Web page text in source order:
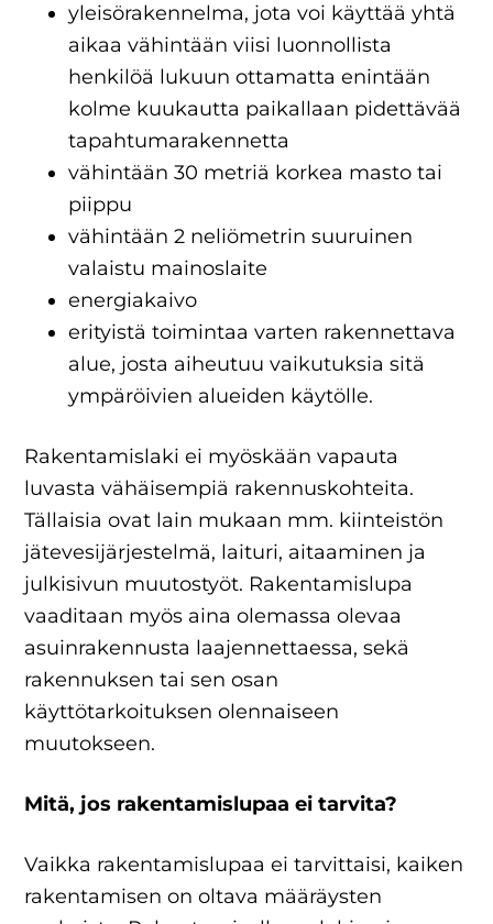
yleisörakennelma, jota voi käyttää yhtä
aikaa vähintään viisi luonnollista
henkilöä lukuun ottamatta enintään
kolme kuukautta paikallaan pidettävää
tapahtumarakennetta
vähintään 30 metriä korkea masto tai
piippu
vähintään 2 neliömetrin suuruinen
valaistu mainoslaite
energiakaivo
erityistä toimintaa varten rakennettava
alue, josta aiheutuu vaikutuksia sitä
ympäröivien alueiden käytölle.
Rakentamislaki ei myöskään vapauta
luvasta vähäisempiä rakennuskohteita.
Tällaisia ovat lain mukaan mm. kiinteistön
jätevesijärjestelmä, laituri, aitaaminen ja
julkisivun muutostyöt. Rakentamislupa
vaaditaan myös aina olemassa olevaa
asuinrakennusta laajennettaessa, sekä
rakennuksen tai sen osan
käyttötarkoituksen olennaiseen
muutokseen.
Mitä, jos rakentamislupaa ei tarvita?
Vaikka rakentamislupaa ei tarvittaisi, kaiken
rakentamisen on oltava määräysten